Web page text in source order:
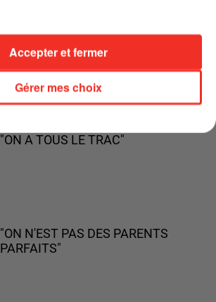
"JE SUIS À DISPOSITION DES
ENFOIRÉS"
"ON A TOUS LE TRAC"
"ON N'EST PAS DES PARENTS
PARFAITS"
Gérer mes choix
Accepter et fermer